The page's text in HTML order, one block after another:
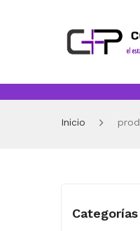
Inicio
Categorías